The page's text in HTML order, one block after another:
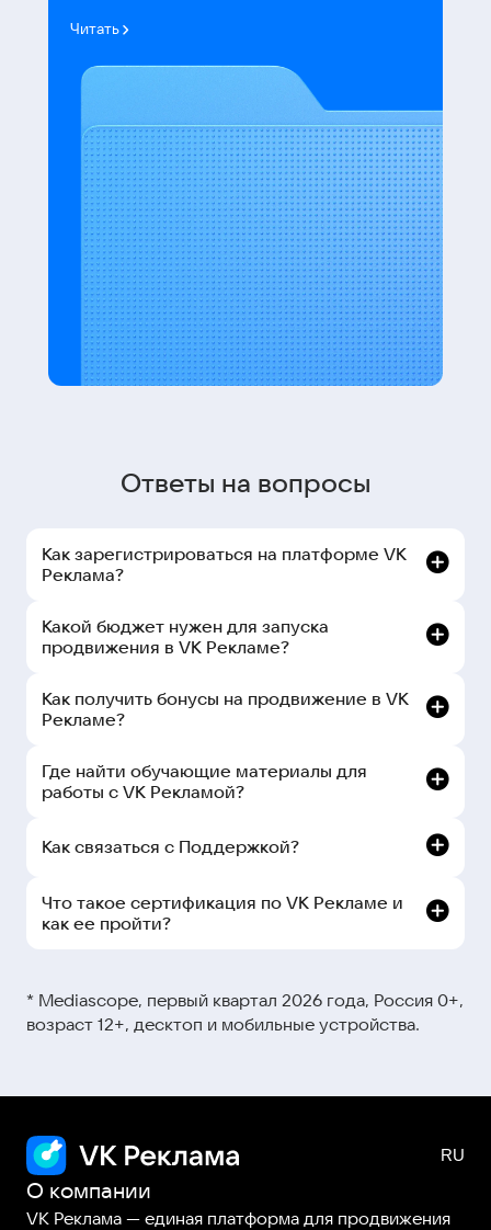
Читать
Ответы на вопросы
Как зарегистрироваться на платформе VK
Реклама?
Какой бюджет нужен для запуска
продвижения в VK Рекламе?
Как получить бонусы на продвижение в VK
Рекламе?
Где найти обучающие материалы для
работы с VK Рекламой?
Вебинары →
Статьи и гайды →
Как связаться с Поддержкой?
Что такое сертификация по VK Рекламе и
как ее пройти?
* Mediascope, первый квартал 2026 года, Россия 0+,
возраст 12+, десктоп и мобильные устройства.
О компании
VK Реклама — единая платформа для продвижения